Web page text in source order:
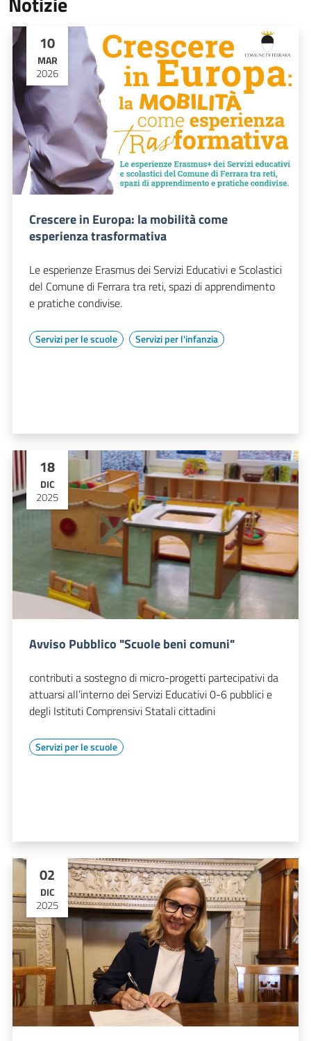
10
MAR
2026
Crescere in Europa: la mobilità come
esperienza trasformativa
Le esperienze Erasmus dei Servizi Educativi e Scolastici
del Comune di Ferrara tra reti, spazi di apprendimento
e pratiche condivise.
Servizi per le scuole Servizi per l'infanzia
18
DIC
2025
Avviso Pubblico "Scuole beni comuni"
contributi a sostegno di micro-progetti partecipativi da
attuarsi all’interno dei Servizi Educativi 0-6 pubblici e
degli Istituti Comprensivi Statali cittadini
Servizi per le scuole
02
DIC
2025